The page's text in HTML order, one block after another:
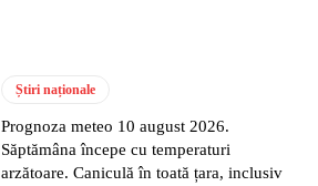
Știri naționale
Prognoza meteo 10 august 2026.
Săptămâna începe cu temperaturi
arzătoare. Caniculă în toată țara, inclusiv